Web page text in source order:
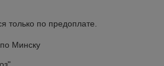
только по предоплате.
Минску